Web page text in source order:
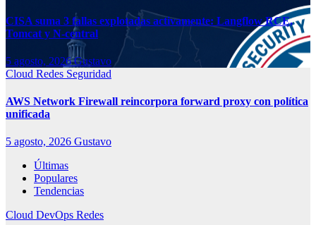
CISA suma 3 fallas explotadas activamente: Langflow RCE,
Tomcat y N-central
5 agosto, 2026Gustavo
Cloud Redes Seguridad
AWS Network Firewall reincorpora forward proxy con política
unificada
5 agosto, 2026 Gustavo
Últimas
Populares
Tendencias
Cloud DevOps Redes